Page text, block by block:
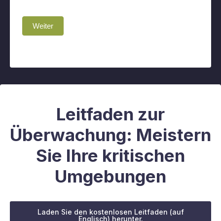
Weiter
Leitfaden zur
Überwachung: Meistern
Sie Ihre kritischen
Umgebungen
Laden Sie den kostenlosen Leitfaden (auf
Englisch) herunter.